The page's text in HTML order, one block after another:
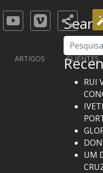
ARTIGOS CLIENTES
Pesquisar
RUI
UM